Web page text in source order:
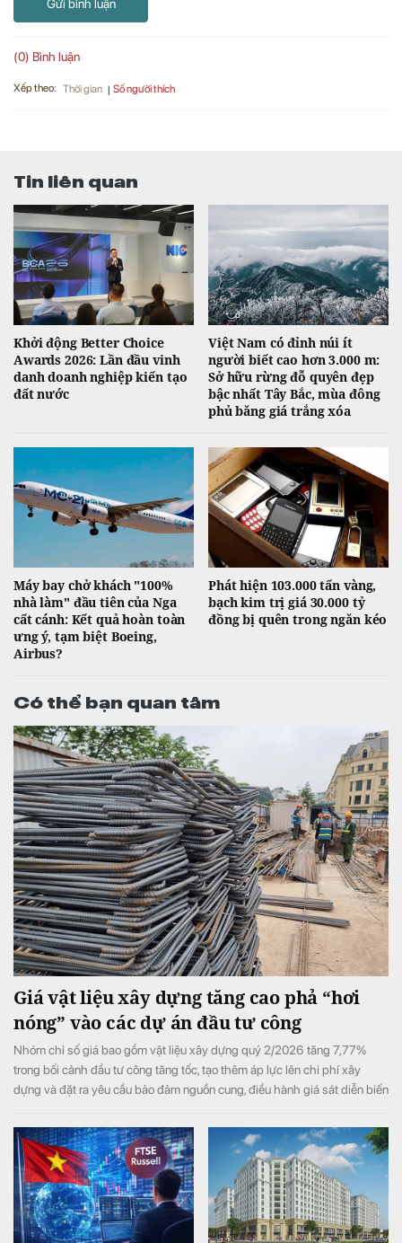
Gửi bình luận
(0) Bình luận
Xếp theo: Thời gian Số người thích
Tin liên quan
Khởi động Better Choice
Awards 2026: Lần đầu vinh
danh doanh nghiệp kiến tạo
đất nước
Việt Nam có đỉnh núi ít
người biết cao hơn 3.000 m:
Sở hữu rừng đỗ quyên đẹp
bậc nhất Tây Bắc, mùa đông
phủ băng giá trắng xóa
Máy bay chở khách "100%
nhà làm" đầu tiên của Nga
cất cánh: Kết quả hoàn toàn
ưng ý, tạm biệt Boeing,
Airbus?
Phát hiện 103.000 tấn vàng,
bạch kim trị giá 30.000 tỷ
đồng bị quên trong ngăn kéo
Có thể bạn quan tâm
Giá vật liệu xây dựng tăng cao phả “hơi
nóng” vào các dự án đầu tư công
Nhóm chỉ số giá bao gồm vật liệu xây dựng quý 2/2026 tăng 7,77%
trong bối cảnh đầu tư công tăng tốc, tạo thêm áp lực lên chi phí xây
dựng và đặt ra yêu cầu bảo đảm nguồn cung, điều hành giá sát diễn biến